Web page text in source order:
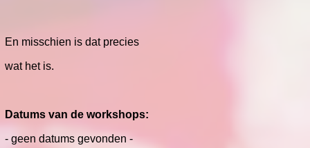
En misschien is dat precies
wat het is.
Datums van de workshops:
- geen datums gevonden -